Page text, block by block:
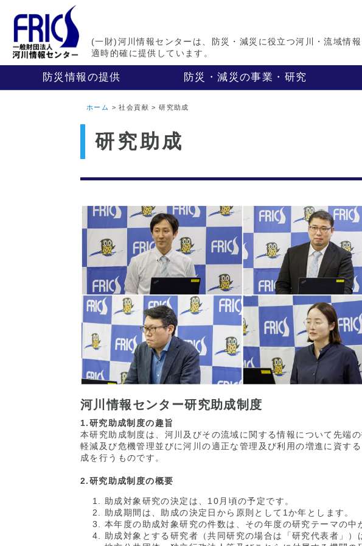
(一財)河川情報センターは、防災・減災に役立つ河川・流域情報
適時的確に提供しています。
防災情報の提供 防災・減災の事業・研究
ホーム > 社会貢献 > 研究助成
研究助成
河川情報センター研究助成制度
1.研究助成制度の趣旨
本研究助成制度は、河川及びその流域に関する情報について先端
軽減及び危機管理並びに河川の適正な管理及び利用の増進に資す
成を行うものです。
2.研究助成制度の概要
助成対象研究の決定は、10月頃の予定です。
助成期間は、助成の決定日から原則として1か年とします。
本年度の助成対象研究の件数は、その年度の研究テーマの中
助成対象とする研究者（共同研究の場合は「研究代表者」）